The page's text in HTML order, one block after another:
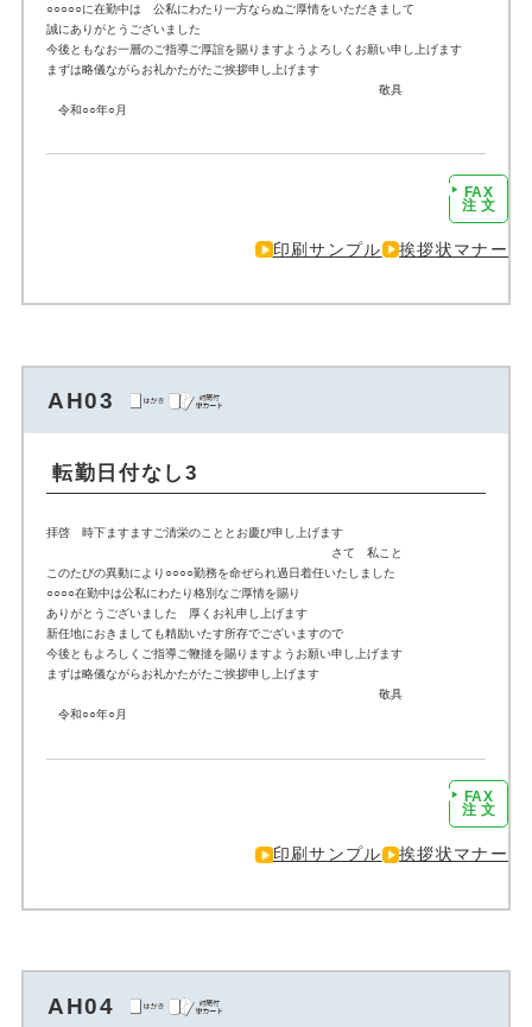
○○○○○に在勤中は 公私にわたり一方ならぬご厚情をいただきまして
誠にありがとうございました
今後ともなお一層のご指導ご厚誼を賜りますようよろしくお願い申し上げます
まずは略儀ながらお礼かたがたご挨拶申し上げます
敬具
令和○○年○月
FAX
注 文
印刷サンプル 挨拶状マナー
AH03
転勤日付なし3
拝啓 時下ますますご清栄のこととお慶び申し上げます
さて 私こと
このたびの異動により○○○○勤務を命ぜられ過日着任いたしました
○○○○在勤中は公私にわたり格別なご厚情を賜り
ありがとうございました 厚くお礼申し上げます
新任地におきましても精励いたす所存でございますので
今後ともよろしくご指導ご鞭撻を賜りますようお願い申し上げます
まずは略儀ながらお礼かたがたご挨拶申し上げます
敬具
令和○○年○月
FAX
注 文
印刷サンプル 挨拶状マナー
AH04